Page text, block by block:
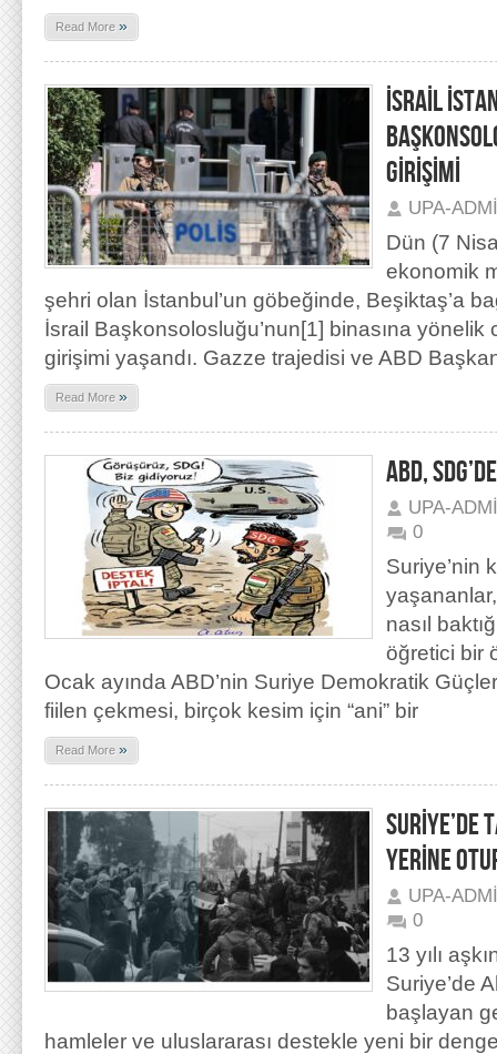
Read More »
İSRAİL
GİRİŞİMİ
UPA-
Dün (7
ekonomik
şehri olan İstanbul’un göbeğinde, Beşiktaş’a
İsrail Başkonsolosluğu’nun[1] binasına yönelik
girişimi yaşandı. Gazze trajedisi ve ABD
Read More »
ABD,
UPA-
0
Suriye’nin
nasıl
öğretici bir
Ocak ayında ABD’nin Suriye Demokratik
fiilen çekmesi, birçok kesim için “ani” bir
Read More »
SURİYE’DE
YERİNE
UPA-
0
13 yılı
Suriye’de
başlayan
hamleler ve uluslararası destekle yeni bir